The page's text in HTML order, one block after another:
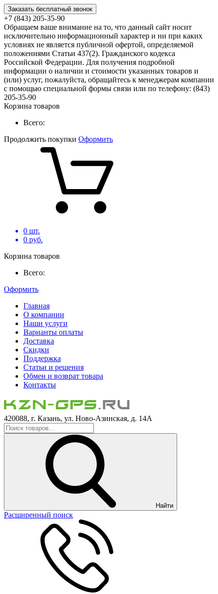
Заказать бесплатный звонок
+7 (843) 205-35-90
Обращаем ваше внимание на то, что данный сайт носит
исключительно информационный характер и ни при каких
условиях не является публичной офертой, определяемой
положениями Статьи 437(2). Гражданского кодекса
Российской Федерации. Для получения подробной
информации о наличии и стоимости указанных товаров и
(или) услуг, пожалуйста, обращайтесь к менеджерам компании
с помощью специальной формы связи или по телефону: (843)
205-35-90
Корзина товаров
Всего:
Продолжить покупки Оформить
0 шт.
0 руб.
Корзина товаров
Всего:
Оформить
Главная
О компании
Наши услуги
Варианты оплаты
Доставка
Скидки
Поддержка
Статьи и решения
Обмен и возврат товара
Контакты
420088, г. Казань, ул. Ново-Азинская, д. 14А
Найти
Расширенный поиск